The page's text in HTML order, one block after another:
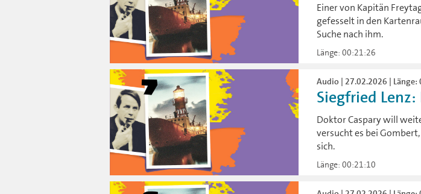
Einer von Kapitän
gefesselt in den
Suche nach ihm.
Länge: 00:21:26
Audio | 27.02.2026 | Länge:
Siegfried
Doktor Caspary will
versucht es bei
sich.
Länge: 00:21:10